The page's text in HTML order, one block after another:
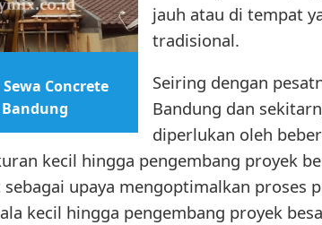
Concrete
jauh atau di tempat
tradisional.
Seiring dengan
Bandung dan
diperlukan oleh
kecil hingga pengembang proyek
upaya mengoptimalkan
kecil hingga pengembang proyek